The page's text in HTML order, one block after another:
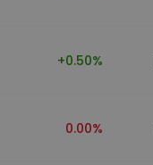
+0.50%
0.00%